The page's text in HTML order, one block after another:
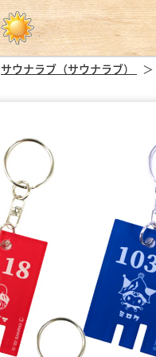
サウナラブ（サウナラブ）